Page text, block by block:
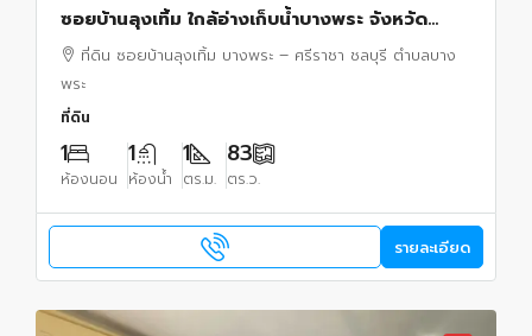
ซอยบ้านลุงเทิ้ม ใกล้อ่างเก็บน้ำบางพระ จังหวัด
ชลบุรีที่ดิน ซอยบ้านลุงเทิ้ม บางพระ – ศรีราชา ชลบุรี ตำบลบาง
พระ
ที่ดิน
1
ห้องนอน
1
ห้องน้ำ
1
ตร.ม.
83
ตร.ว.
รายละเอียด